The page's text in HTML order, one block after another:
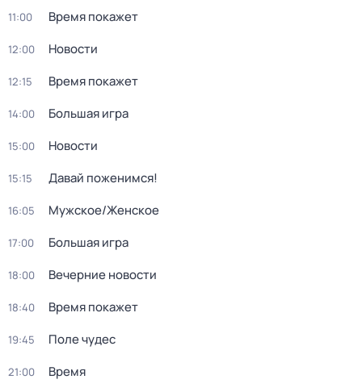
11:00 Время покажет
12:00 Новости
12:15 Время покажет
14:00 Большая игра
15:00 Новости
15:15 Давай поженимся!
16:05 Мужское/Женское
17:00 Большая игра
18:00 Вечерние новости
18:40 Время покажет
19:45 Поле чудес
21:00 Время